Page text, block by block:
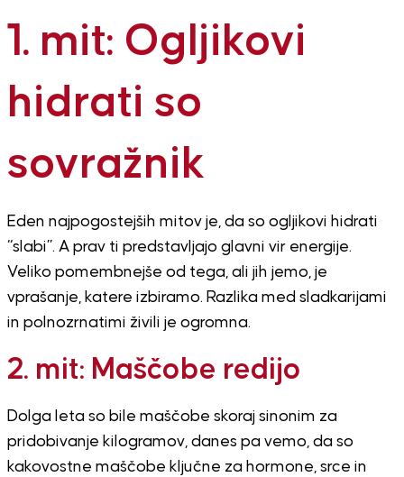
1. mit: Ogljikovi
hidrati so
sovražnik
Eden najpogostejših mitov je, da so ogljikovi hidrati
“slabi”. A prav ti predstavljajo glavni vir energije.
Veliko pomembnejše od tega, ali jih jemo, je
vprašanje, katere izbiramo. Razlika med sladkarijami
in polnozrnatimi živili je ogromna.
2. mit: Maščobe redijo
Dolga leta so bile maščobe skoraj sinonim za
pridobivanje kilogramov, danes pa vemo, da so
kakovostne maščobe ključne za hormone, srce in